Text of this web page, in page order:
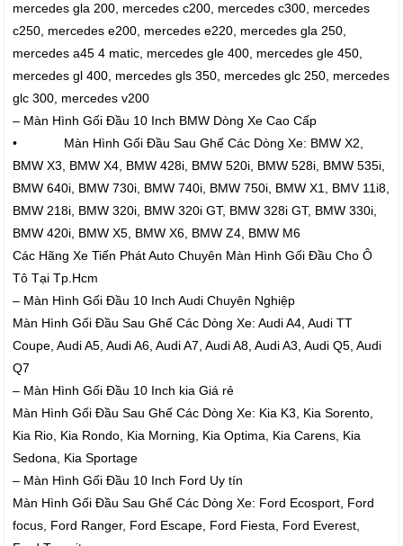
mercedes gla 200, mercedes c200, mercedes c300, mercedes
c250, mercedes e200, mercedes e220, mercedes gla 250,
mercedes a45 4 matic, mercedes gle 400, mercedes gle 450,
mercedes gl 400, mercedes gls 350, mercedes glc 250, mercedes
glc 300, mercedes v200
– Màn Hình Gối Đầu 10 Inch BMW Dòng Xe Cao Cấp
• Màn Hình Gối Đầu Sau Ghế Các Dòng Xe: BMW X2,
BMW X3, BMW X4, BMW 428i, BMW 520i, BMW 528i, BMW 535i,
BMW 640i, BMW 730i, BMW 740i, BMW 750i, BMW X1, BMV 11i8,
BMW 218i, BMW 320i, BMW 320i GT, BMW 328i GT, BMW 330i,
BMW 420i, BMW X5, BMW X6, BMW Z4, BMW M6
Các Hãng Xe Tiến Phát Auto Chuyên Màn Hình Gối Đầu Cho Ô
Tô Tại Tp.Hcm
– Màn Hình Gối Đầu 10 Inch Audi Chuyên Nghiệp
Màn Hình Gối Đầu Sau Ghế Các Dòng Xe: Audi A4, Audi TT
Coupe, Audi A5, Audi A6, Audi A7, Audi A8, Audi A3, Audi Q5, Audi
Q7
– Màn Hình Gối Đầu 10 Inch kia Giá rẻ
Màn Hình Gối Đầu Sau Ghế Các Dòng Xe: Kia K3, Kia Sorento,
Kia Rio, Kia Rondo, Kia Morning, Kia Optima, Kia Carens, Kia
Sedona, Kia Sportage
– Màn Hình Gối Đầu 10 Inch Ford Uy tín
Màn Hình Gối Đầu Sau Ghế Các Dòng Xe: Ford Ecosport, Ford
focus, Ford Ranger, Ford Escape, Ford Fiesta, Ford Everest,